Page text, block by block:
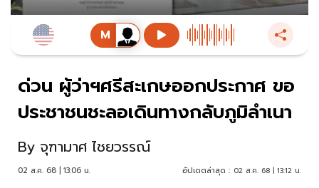
ด่วน ผู้ว่าฯศรีสะเกษออกประกาศ ขอ
ประชาชนชะลอเดินทางกลับภูมิลำเนา
By จุฑามาศ ไชยวรรณ์
02 ส.ค. 68 | 13:06 น. อัปเดตล่าสุด : 02 ส.ค. 68 | 13:12 น.